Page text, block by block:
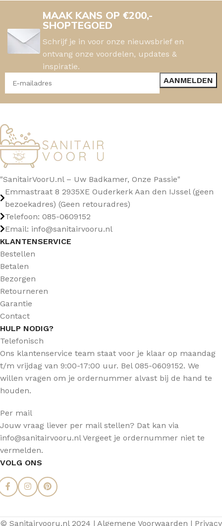
MAAK KANS OP €200,-
SHOPTEGOED
Schrijf je in voor onze nieuwsbrief en
ontvang onze voordelen, updates &
inspiratie.
"SanitairVoorU.nl – Uw Badkamer, Onze Passie"
Emmastraat 8 2935XE Ouderkerk Aan den IJssel (geen
bezoekadres) (Geen retouradres)
Telefoon: 085-0609152
Email: info@sanitairvooru.nl
KLANTENSERVICE
Bestellen
Betalen
Bezorgen
Retourneren
Garantie
Contact
HULP NODIG?
Telefonisch
Ons klantenservice team staat voor je klaar op maandag
t/m vrijdag van 9:00-17:00 uur. Bel 085-0609152. We
willen vragen om je ordernummer alvast bij de hand te
houden.
Per mail
Jouw vraag liever per mail stellen? Dat kan via
info@sanitairvooru.nl Vergeet je ordernummer niet te
vermelden.
VOLG ONS
© Sanitairvooru.nl 2024 | Algemene Voorwaarden | Privacy